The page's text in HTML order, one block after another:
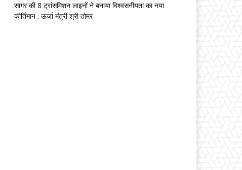
सागर की 8 ट्रांसमिशन लाइनों ने बनाया विश्वसनीयता का नया
कीर्तिमान : ऊर्जा मंत्री श्री तोमर